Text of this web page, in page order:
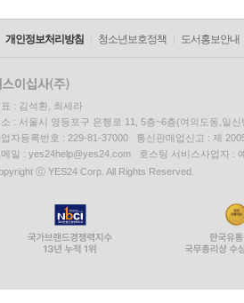
개인정보처리방침 청소년보호정책 도서홍보안내
: 김석환, 최세라
소 : 서울시 영등포구 은행로 11, 5층~6층(여의도동,일신
업자등록번호 : 229-81-37000 통신판매업신고 : 제
메일 : yes24help@yes24.com 호스팅 서비스사업자 :
ⓒ YES24 Corp. All Rights Reserved.